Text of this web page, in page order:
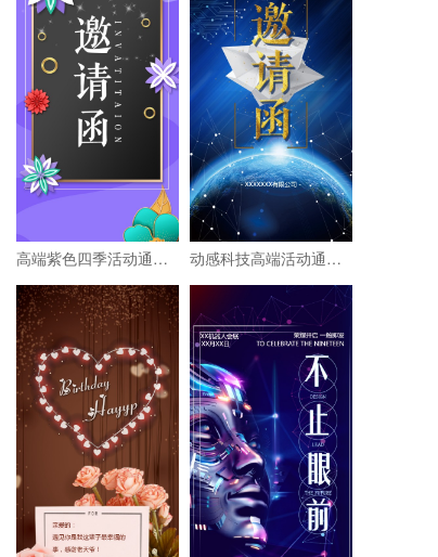
高端紫色四季活动通用邀请函 动感科技高端活动通用邀请函